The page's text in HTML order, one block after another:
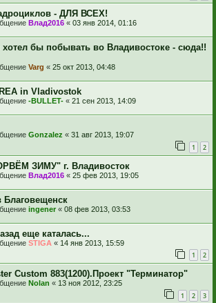
- ДЛЯ ВСЕХ!
Влад2016 « 03 янв 2014, 01:16
хотел бы побывать во Владивостоке - сюда!!
Varg « 25 окт 2013, 04:48
in Vladivostok
-BULLET- « 21 сен 2013, 14:09
Gonzalez « 31 авг 2013, 19:07
1 2
ЗИМУ" г. Владивосток
Влад2016 « 25 фев 2013, 19:05
Благовещенск
ingener « 08 фев 2013, 03:53
еще каталась...
STIGA « 14 янв 2013, 15:59
1 2
Custom 883(1200).Проект "Терминатор"
Nolan « 13 ноя 2012, 23:25
1 2 3